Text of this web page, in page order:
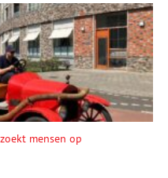
mensen op